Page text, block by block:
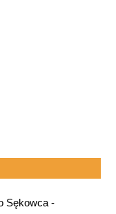
Sękowca -